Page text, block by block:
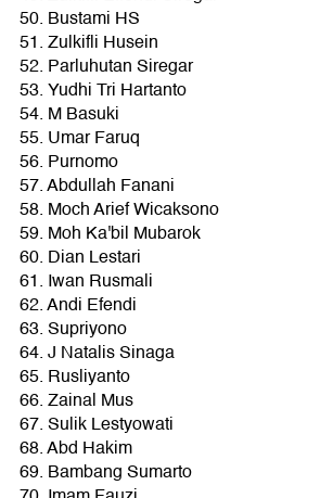
50. Bustami HS
51. Zulkifli Husein
52. Parluhutan Siregar
53. Yudhi Tri Hartanto
54. M Basuki
55. Umar Faruq
56. Purnomo
57. Abdullah Fanani
58. Moch Arief Wicaksono
59. Moh Ka'bil Mubarok
60. Dian Lestari
61. Iwan Rusmali
62. Andi Efendi
63. Supriyono
64. J Natalis Sinaga
65. Rusliyanto
66. Zainal Mus
67. Sulik Lestyowati
68. Abd Hakim
69. Bambang Sumarto